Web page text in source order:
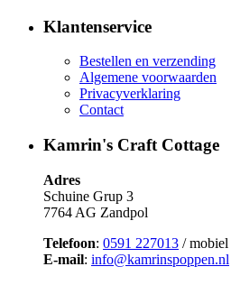
Klantenservice
Bestellen en verzending
Algemene voorwaarden
Privacyverklaring
Contact
Kamrin's Craft Cottage
Adres
Schuine Grup 3
7764 AG Zandpol
Telefoon: 0591 227013 / mobiel
E-mail: info@kamrinspoppen.nl